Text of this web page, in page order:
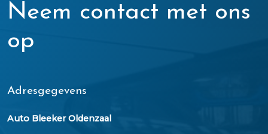
Neem contact met ons
op
Adresgegevens
Auto Bleeker Oldenzaal